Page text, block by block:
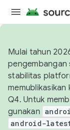
Mulai tahun
pengembangan
stabilitas
memublikasikan
Q4. Untuk
gunakan
android-